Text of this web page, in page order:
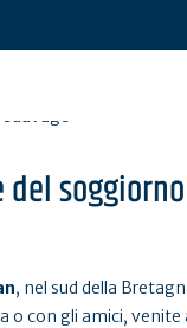
del
, nel sud della
o con gli amici, venite